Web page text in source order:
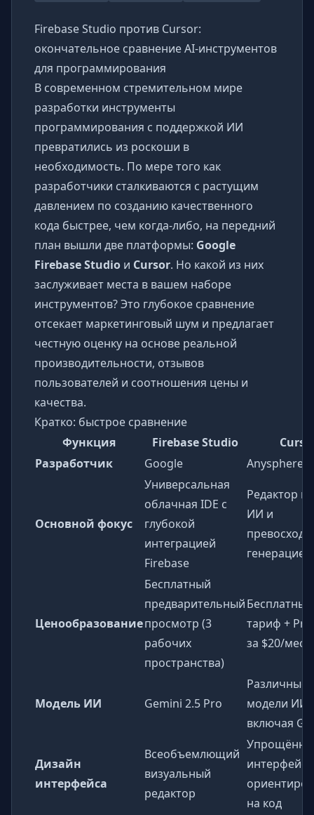
Firebase Studio против Cursor:
окончательное сравнение AI-инструментов
для программирования
В современном стремительном мире
разработки инструменты
программирования с поддержкой ИИ
превратились из роскоши в
необходимость. По мере того как
разработчики сталкиваются с растущим
давлением по созданию качественного
кода быстрее, чем когда-либо, на передний
план вышли две платформы: Google
Firebase Studio и Cursor. Но какой из них
заслуживает места в вашем наборе
инструментов? Это глубокое сравнение
отсекает маркетинговый шум и предлагает
честную оценку на основе реальной
производительности, отзывов
пользователей и соотношения цены и
качества.
Кратко: быстрое сравнение
Функция
Firebase Studio
Разработчик
Google Anysphere
Основной фокус
Универсальная
облачная IDE с
глубокой
интеграцией
Firebase
Редактор
ИИ и
генерацией
Ценообразование
Бесплатный
предварительный
просмотр (3
рабочих
пространства)
Бесплатный
тариф +
за $20/
Модель ИИ Gemini 2.5 Pro
Различные
модели ИИ,
включая
Дизайн
интерфейса
Всеобъемлющий
визуальный
редактор
интерфейс,
на код